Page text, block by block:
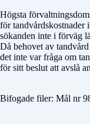
Högsta
för tandvårdskostnader
sökanden inte i förväg
Då behovet av
det inte var fråga om
för sitt beslut att avslå
Bifogade filer: Mål nr